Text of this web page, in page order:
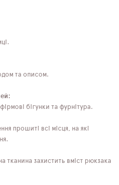
та описом.
бігунки та фурнітура.
прошиті всі місця, на які
тканина захистить вміст рюкзака